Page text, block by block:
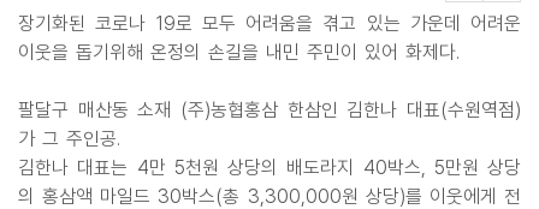
장기화된 코로나 19로 모두 어려움을 겪고 있는 가운데 어려운
이웃을 돕기위해 온정의 손길을 내민 주민이 있어 화제다.
팔달구 매산동 소재 (주)농협홍삼 한삼인 김한나 대표(수원역점)
가 그 주인공.
김한나 대표는 4만 5천원 상당의 배도라지 40박스, 5만원 상당
의 홍삼액 마일드 30박스(총 3,300,000원 상당)를 이웃에게 전